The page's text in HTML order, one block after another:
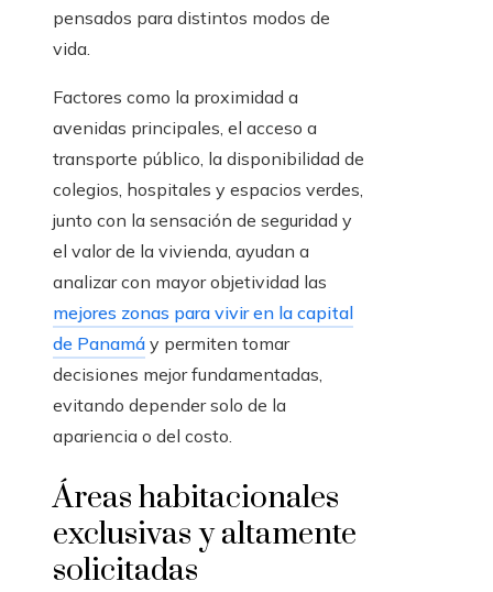
pensados para distintos modos de
vida.
Factores como la proximidad a
avenidas principales, el acceso a
transporte público, la disponibilidad de
colegios, hospitales y espacios verdes,
junto con la sensación de seguridad y
el valor de la vivienda, ayudan a
analizar con mayor objetividad las
mejores zonas para vivir en la capital
de Panamá y permiten tomar
decisiones mejor fundamentadas,
evitando depender solo de la
apariencia o del costo.
Áreas habitacionales
exclusivas y altamente
solicitadas